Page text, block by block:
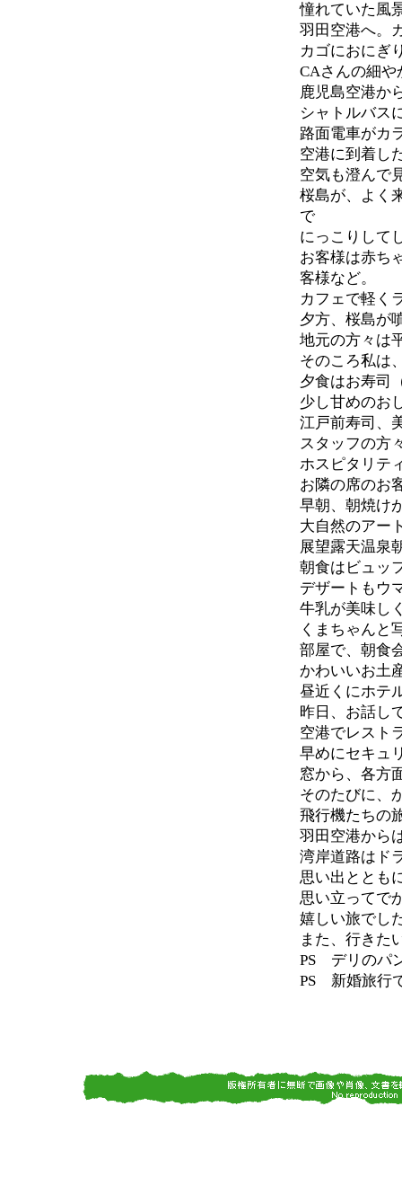
憧れていた風
羽田空港へ。
カゴにおにぎ
CAさんの細や
鹿児島空港か
シャトルバス
路面電車がカ
空港に到着し
空気も澄んで
桜島が、よく
で
にっこりして
お客様は赤ち
客様など。
カフェで軽く
夕方、桜島が
地元の方々は
そのころ私は
夕食はお寿司
少し甘めのお
江戸前寿司、
スタッフの方
ホスピタリテ
お隣の席のお
早朝、朝焼け
大自然のアー
展望露天温泉
朝食はビュッ
デザートもウ
牛乳が美味し
くまちゃんと
部屋で、朝食
かわいいお土
昼近くにホテ
昨日、お話し
空港でレスト
早めにセキュ
窓から、各方
そのたびに、
飛行機たちの
羽田空港から
湾岸道路はド
思い出ととも
思い立ってで
嬉しい旅でし
また、行きた
PS デリのパ
PS 新婚旅行